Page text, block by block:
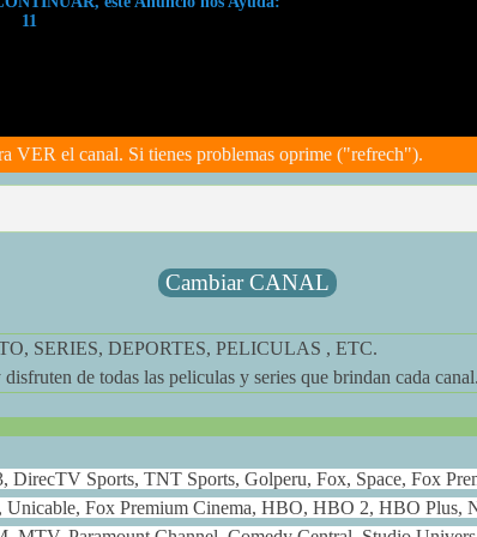
11
VER el canal. Si tienes problemas oprime ("refrech").
Cambiar CANAL
SERIES, DEPORTES, PELICULAS , ETC.
de todas las peliculas y series que brindan cada
DirecTV Sports, TNT Sports, Golperu, Fox, Space, Fox
Fox Premium Cinema, HBO, HBO 2, HBO Plus,